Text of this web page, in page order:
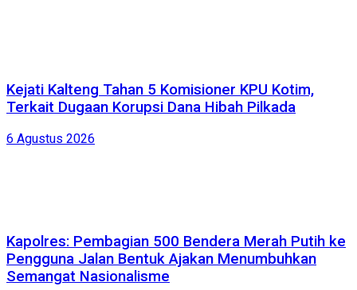
Kejati Kalteng Tahan 5 Komisioner KPU Kotim,
Terkait Dugaan Korupsi Dana Hibah Pilkada
6 Agustus 2026
Kapolres: Pembagian 500 Bendera Merah Putih ke
Pengguna Jalan Bentuk Ajakan Menumbuhkan
Semangat Nasionalisme